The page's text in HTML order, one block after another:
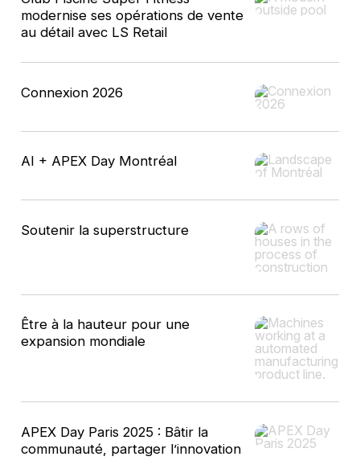
modernise ses opérations de vente
au détail avec LS Retail
Connexion 2026
AI + APEX Day Montréal
Soutenir la superstructure
Être à la hauteur pour une
expansion mondiale
APEX Day Paris 2025 : Bâtir la
communauté, partager l’innovation